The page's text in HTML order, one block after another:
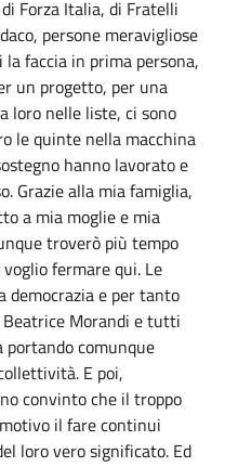
Forza Italia, di Fratelli
persone meravigliose
faccia in prima persona,
un progetto, per una
loro nelle liste, ci sono
le quinte nella macchina
hanno lavorato e
Grazie alla mia famiglia,
a mia moglie e mia
troverò più tempo
fermare qui. Le
democrazia e per tanto
Morandi e tutti
portando comunque
E poi,
convinto che il troppo
il fare continui
loro vero significato. Ed